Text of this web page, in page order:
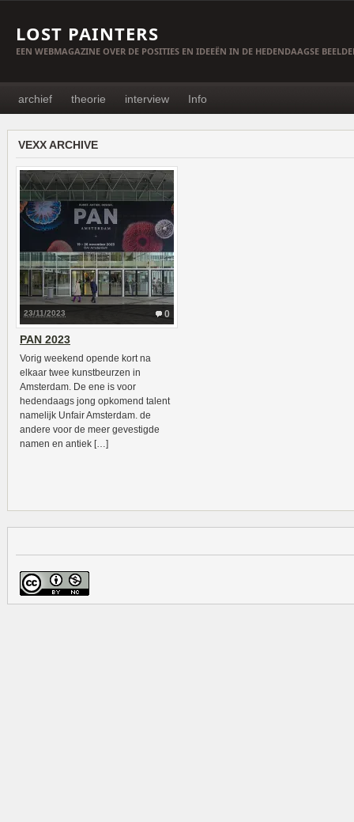
LOST PAINTERS
EEN WEBMAGAZINE OVER DE POSITIES EN IDEEËN IN DE HEDENDAAGSE
archief theorie interview Info
VEXX ARCHIVE
0
23/11/2023
PAN 2023
Vorig weekend opende kort na
elkaar twee kunstbeurzen in
Amsterdam. De ene is voor
hedendaags jong opkomend talent
namelijk Unfair Amsterdam. de
andere voor de meer gevestigde
namen en antiek […]